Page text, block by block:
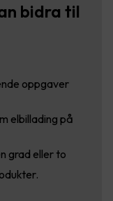
bidra til
oppgaver
elbillading på
grad eller to